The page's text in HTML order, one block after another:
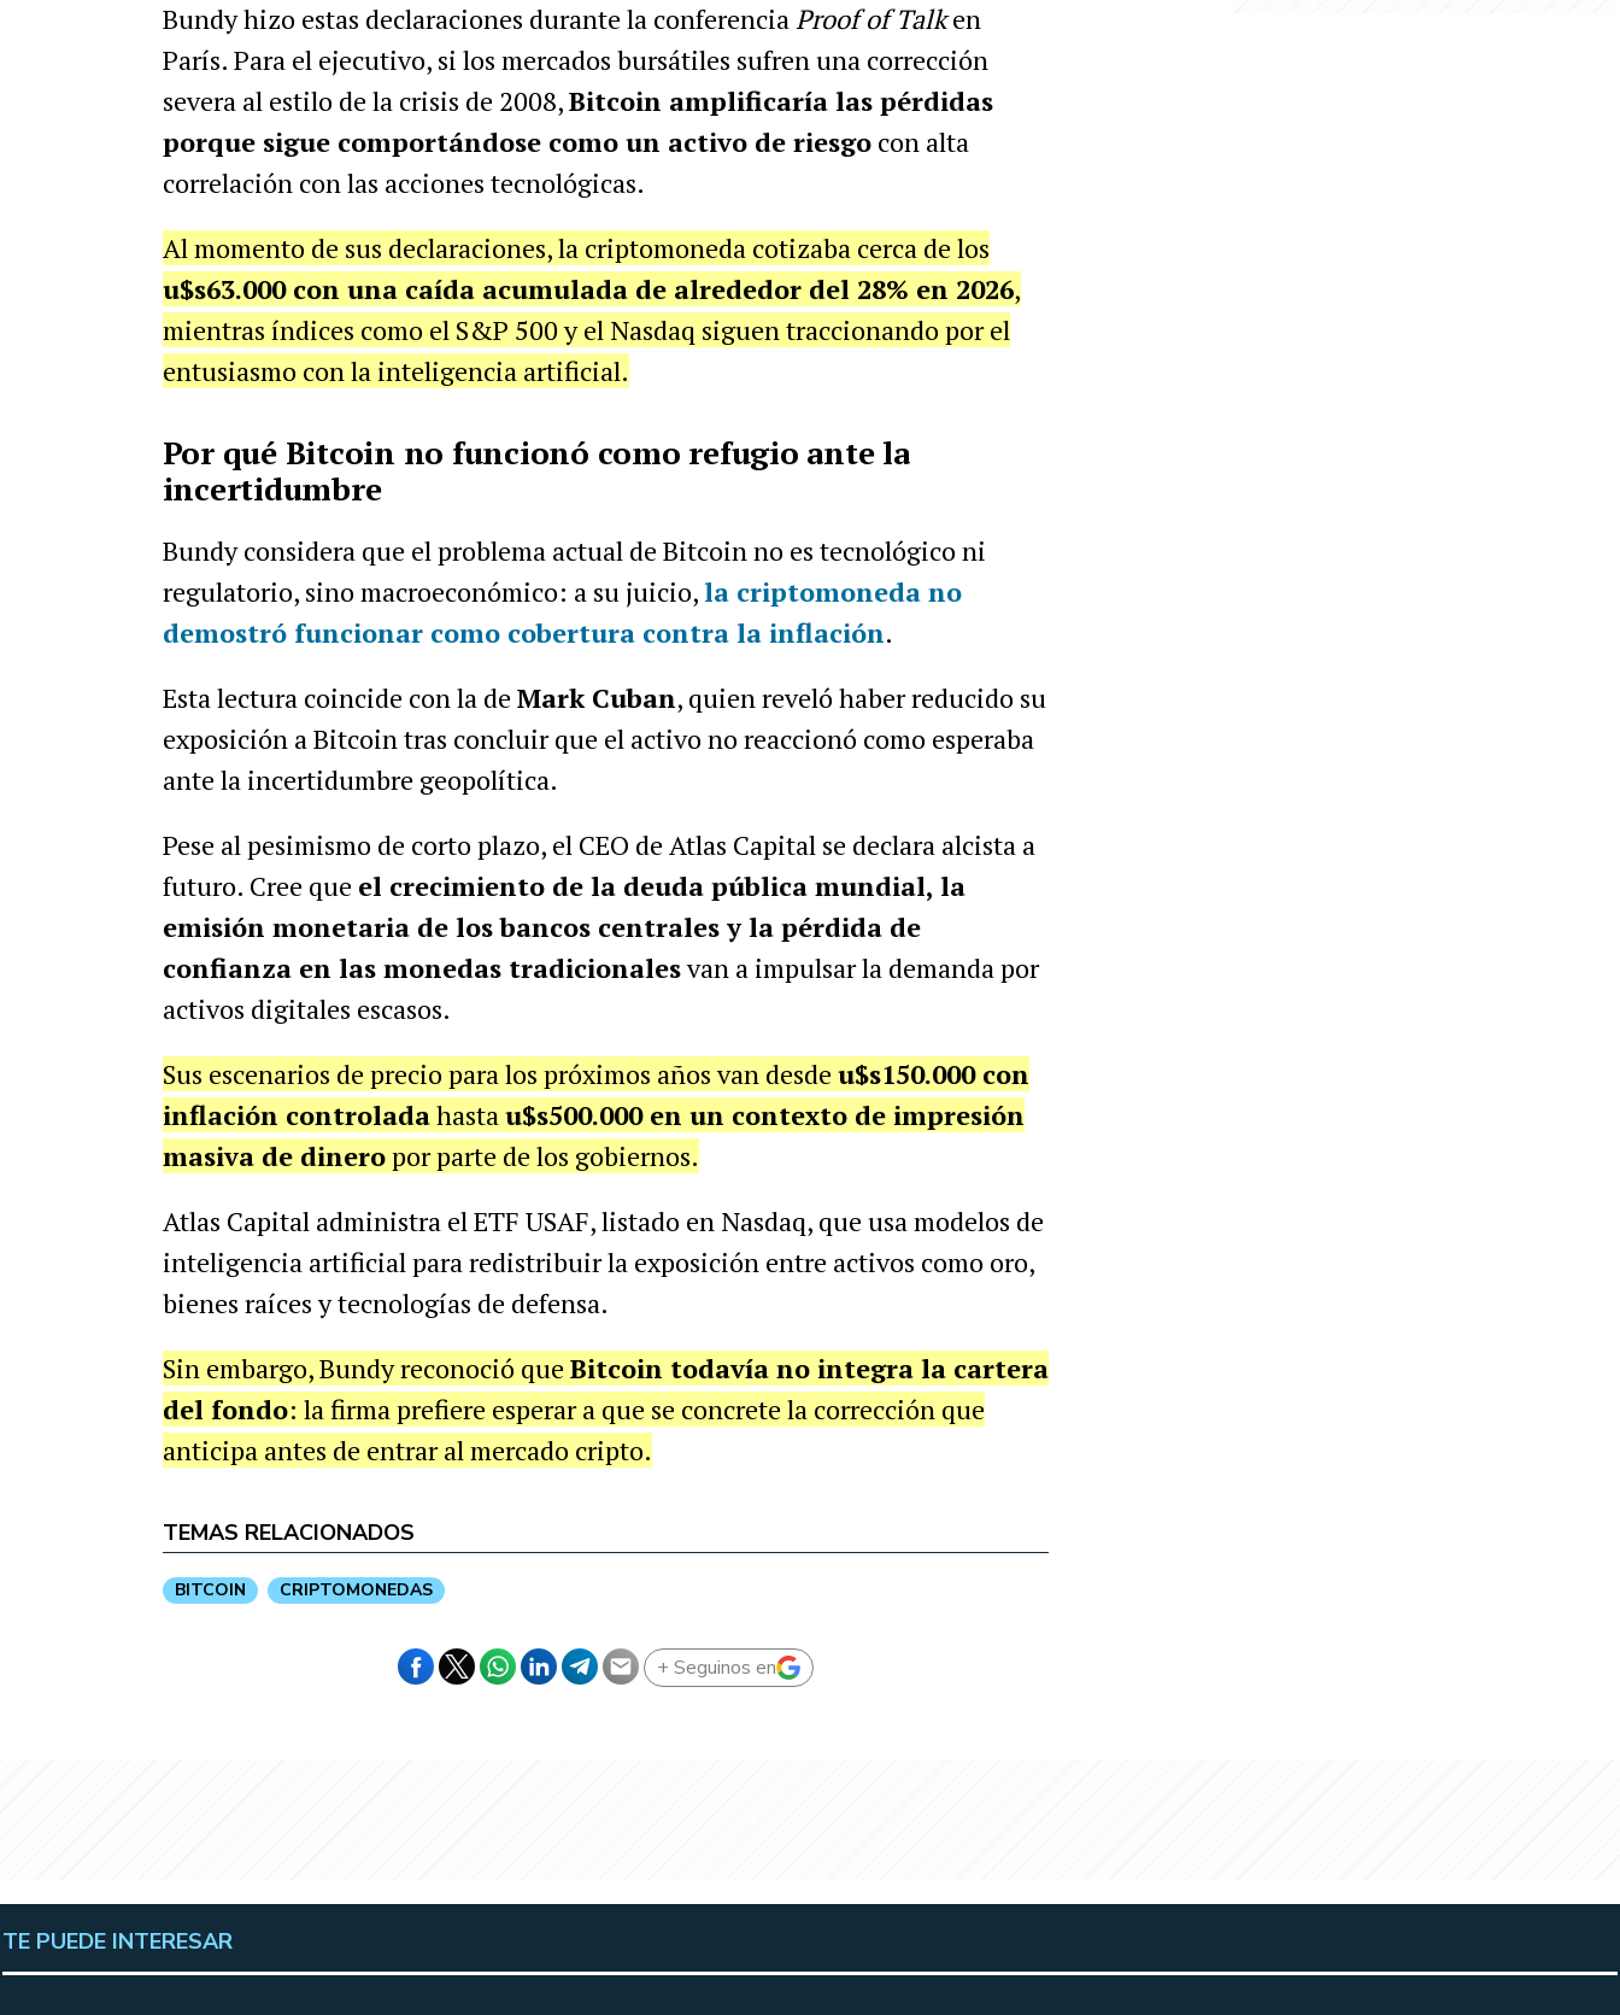
Bundy hizo estas declaraciones durante la conferenciaProof of Talken
París. Para el ejecutivo, si los mercados bursátiles sufren una corrección
severa al estilo de la crisis de 2008,Bitcoin amplificaría las pérdidas
porque sigue comportándose como un activo de riesgocon alta
correlación con las acciones tecnológicas.
Al momento de sus declaraciones, la criptomoneda cotizaba cerca de los
u$s63.000 con una caída acumulada de alrededor del 28% en 2026,
mientras índices como el S&P 500 y el Nasdaq siguen traccionando por el
entusiasmo con la inteligencia artificial.
Por qué Bitcoin no funcionó como refugio ante la
incertidumbre
Bundy considera que el problema actual de Bitcoin no es tecnológico ni
regulatorio, sino macroeconómico: a su juicio,la criptomoneda no
demostró funcionar como cobertura contra la inflación.
Esta lectura coincide con la de Mark Cuban, quien reveló haber reducido su
exposición a Bitcoin tras concluir que el activo no reaccionó como esperaba
ante la incertidumbre geopolítica.
Pese al pesimismo de corto plazo, el CEO de Atlas Capital se declara alcista a
futuro. Cree que el crecimiento de la deuda pública mundial, la
emisión monetaria de los bancos centrales y la pérdida de
confianza en las monedas tradicionalesvan a impulsar la demanda por
activos digitales escasos.
Sus escenarios de precio para los próximos años van desde u$s150.000 con
inflación controladahastau$s500.000 en un contexto de impresión
masiva de dineropor parte de los gobiernos.
Atlas Capital administra el ETF USAF, listado en Nasdaq, que usa modelos de
inteligencia artificial para redistribuir la exposición entre activos como oro,
bienes raíces y tecnologías de defensa.
Sin embargo, Bundy reconoció que Bitcoin todavía no integra la cartera
del fondo: la firma prefiere esperar a que se concrete la corrección que
anticipa antes de entrar al mercado cripto.
TEMAS RELACIONADOS
BITCOIN CRIPTOMONEDAS
+ Seguinos en
TE PUEDE INTERESAR